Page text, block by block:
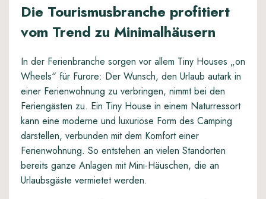
Die Tourismusbranche profitiert
vom Trend zu Minimalhäusern
In der Ferienbranche sorgen vor allem Tiny Houses „on
Wheels“ für Furore: Der Wunsch, den Urlaub autark in
einer Ferienwohnung zu verbringen, nimmt bei den
Feriengästen zu. Ein Tiny House in einem Naturressort
kann eine moderne und luxuriöse Form des Camping
darstellen, verbunden mit dem Komfort einer
Ferienwohnung. So entstehen an vielen Standorten
bereits ganze Anlagen mitMini-Häuschen, die an
Urlaubsgäste vermietet werden.